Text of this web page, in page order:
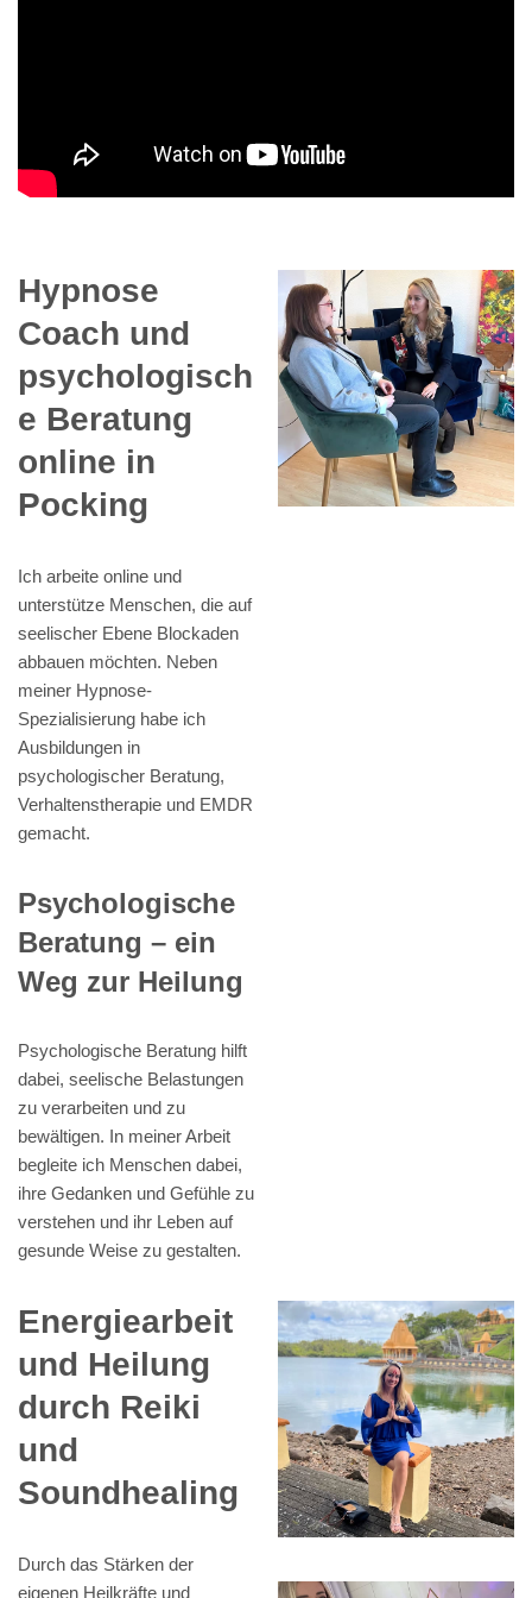
Hypnose
Coach und
psychologisch
e Beratung
online in
Pocking
Ich arbeite online und
unterstütze Menschen, die auf
seelischer Ebene Blockaden
abbauen möchten. Neben
meiner Hypnose-
Spezialisierung habe ich
Ausbildungen in
psychologischer Beratung,
Verhaltenstherapie und EMDR
gemacht.
Psychologische
Beratung – ein
Weg zur Heilung
Psychologische Beratung hilft
dabei, seelische Belastungen
zu verarbeiten und zu
bewältigen. In meiner Arbeit
begleite ich Menschen dabei,
ihre Gedanken und Gefühle zu
verstehen und ihr Leben auf
gesunde Weise zu gestalten.
Energiearbeit
und Heilung
durch Reiki
und
Soundhealing
Durch das Stärken der
eigenen Heilkräfte und